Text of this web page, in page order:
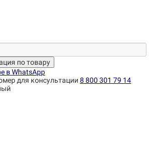
по товару
в WhatsApp
для консультации 8 800 301 79 14